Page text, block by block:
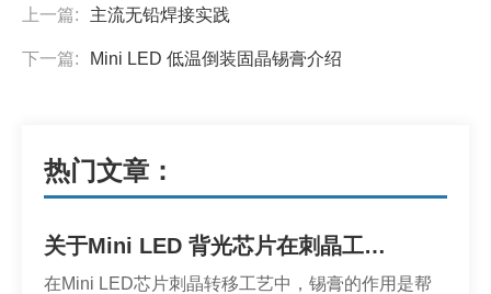
上一篇: 主流无铅焊接实践
下一篇: Mini LED 低温倒装固晶锡膏介绍
热门文章：
关于Mini LED 背光芯片在刺晶工艺中锡膏黏度的选择-深圳市福英达
在Mini LED芯片刺晶转移工艺中，锡膏的作用是帮